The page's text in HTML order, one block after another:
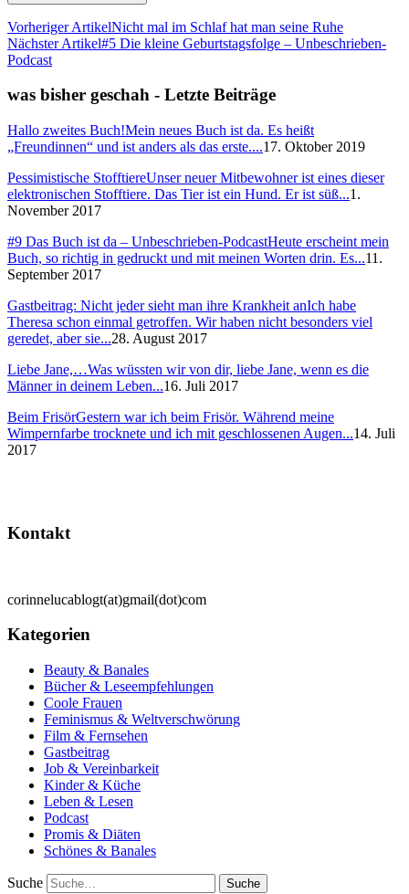
Vorheriger ArtikelNicht mal im Schlaf hat man seine Ruhe
Nächster Artikel#5 Die kleine Geburtstagsfolge – Unbeschrieben-
Podcast
was bisher geschah - Letzte Beiträge
Hallo zweites Buch!Mein neues Buch ist da. Es heißt
„Freundinnen“ und ist anders als das erste....17. Oktober 2019
Pessimistische StofftiereUnser neuer Mitbewohner ist eines dieser
elektronischen Stofftiere. Das Tier ist ein Hund. Er ist süß...1.
November 2017
#9 Das Buch ist da – Unbeschrieben-PodcastHeute erscheint mein
Buch, so richtig in gedruckt und mit meinen Worten drin. Es...11.
September 2017
Gastbeitrag: Nicht jeder sieht man ihre Krankheit anIch habe
Theresa schon einmal getroffen. Wir haben nicht besonders viel
geredet, aber sie...28. August 2017
Liebe Jane,…Was wüssten wir von dir, liebe Jane, wenn es die
Männer in deinem Leben...16. Juli 2017
Beim FrisörGestern war ich beim Frisör. Während meine
Wimpernfarbe trocknete und ich mit geschlossenen Augen...14. Juli
2017
Kontakt
corinnelucablogt(at)gmail(dot)com
Kategorien
Beauty & Banales
Bücher & Leseempfehlungen
Coole Frauen
Feminismus & Weltverschwörung
Film & Fernsehen
Gastbeitrag
Job & Vereinbarkeit
Kinder & Küche
Leben & Lesen
Podcast
Promis & Diäten
Schönes & Banales
Suche